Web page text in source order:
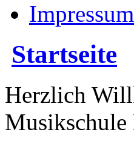
Impressum
Startseite
Herzlich
Musikschule